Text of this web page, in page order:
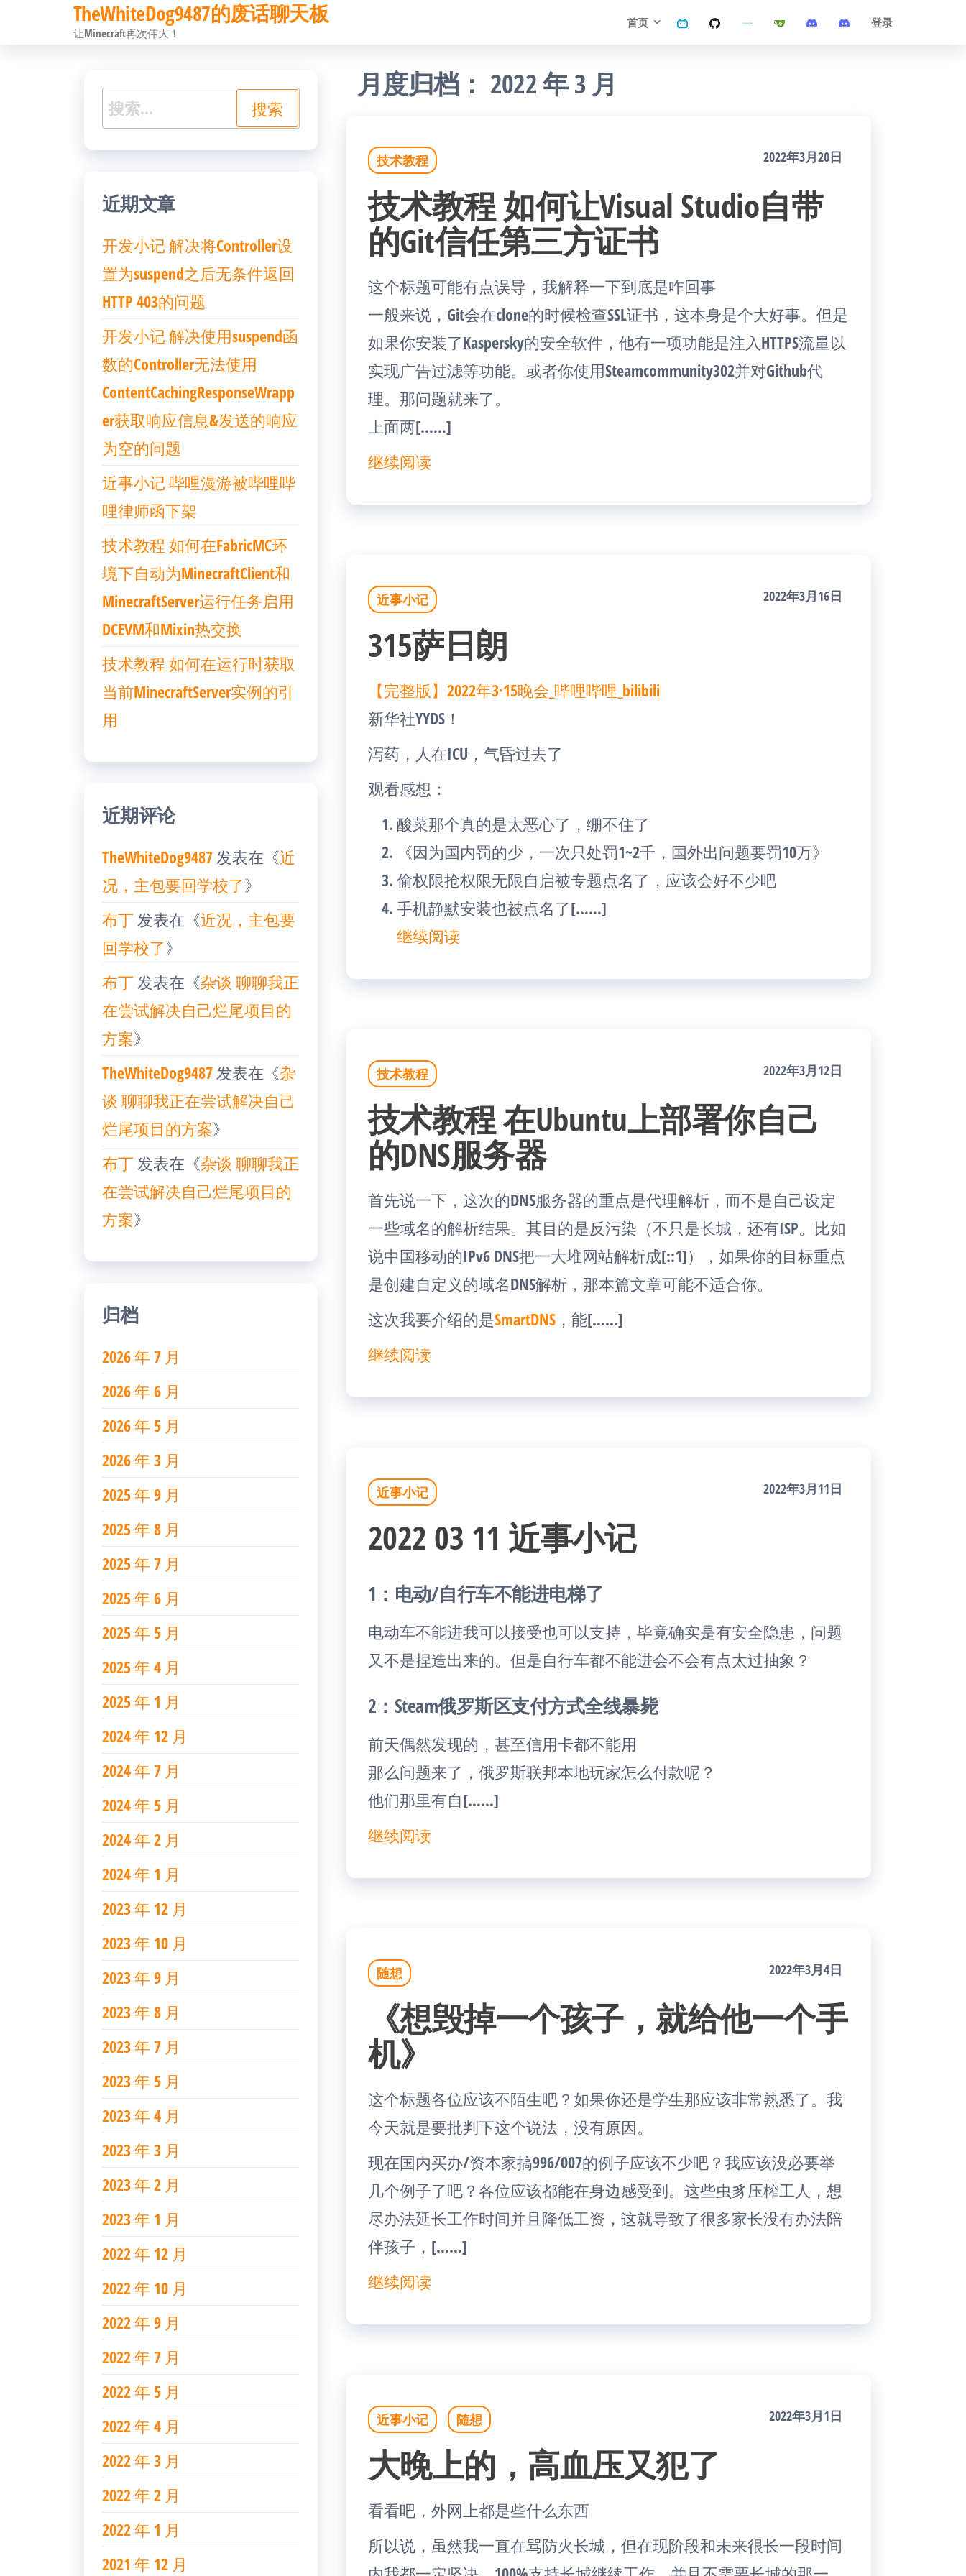
TheWhiteDog9487的废话聊天板
让Minecraft再次伟大！
首页 登录
月度归档： 2022 年 3 月
技术教程 2022年3月20日
技术教程 如何让Visual Studio自带
的Git信任第三方证书
这个标题可能有点误导，我解释一下到底是咋回事
一般来说，Git会在clone的时候检查SSL证书，这本身是个大好事。但是
如果你安装了Kaspersky的安全软件，他有一项功能是注入HTTPS流量以
实现广告过滤等功能。或者你使用Steamcommunity302并对Github代
理。那问题就来了。
上面两[……]
继续阅读
近事小记 2022年3月16日
315萨日朗
【完整版】2022年3·15晚会_哔哩哔哩_bilibili
新华社YYDS！
泻药，人在ICU，气昏过去了
观看感想：
酸菜那个真的是太恶心了，绷不住了
《因为国内罚的少，一次只处罚1~2千，国外出问题要罚10万》
偷权限抢权限无限自启被专题点名了，应该会好不少吧
手机静默安装也被点名了[……]
继续阅读
技术教程 2022年3月12日
技术教程 在Ubuntu上部署你自己
的DNS服务器
首先说一下，这次的DNS服务器的重点是代理解析，而不是自己设定
一些域名的解析结果。其目的是反污染（不只是长城，还有ISP。比如
说中国移动的IPv6 DNS把一大堆网站解析成[::1]），如果你的目标重点
是创建自定义的域名DNS解析，那本篇文章可能不适合你。
这次我要介绍的是SmartDNS ，能[……]
继续阅读
近事小记 2022年3月11日
2022 03 11 近事小记
1：电动/自行车不能进电梯了
电动车不能进我可以接受也可以支持，毕竟确实是有安全隐患，问题
又不是捏造出来的。但是自行车都不能进会不会有点太过抽象？
2：Steam俄罗斯区支付方式全线暴毙
前天偶然发现的，甚至信用卡都不能用
那么问题来了，俄罗斯联邦本地玩家怎么付款呢？
他们那里有自[……]
继续阅读
随想 2022年3月4日
《想毁掉一个孩子，就给他一个手
机》
这个标题各位应该不陌生吧？如果你还是学生那应该非常熟悉了。我
今天就是要批判下这个说法，没有原因。
现在国内买办/资本家搞996/007的例子应该不少吧？我应该没必要举
几个例子了吧？各位应该都能在身边感受到。这些虫豸压榨工人，想
尽办法延长工作时间并且降低工资，这就导致了很多家长没有办法陪
伴孩子，[……]
继续阅读
近事小记 随想 2022年3月1日
大晚上的，高血压又犯了
看看吧，外网上都是些什么东西
所以说，虽然我一直在骂防火长城，但在现阶段和未来很长一段时间
搜
索：
近期文章
开发小记 解决将Controller设
置为suspend之后无条件返回
HTTP 403的问题
开发小记 解决使用suspend函
数的Controller无法使用
ContentCachingResponseWrapp
er获取响应信息&发送的响应
为空的问题
近事小记 哔哩漫游被哔哩哔
哩律师函下架
技术教程 如何在FabricMC环
境下自动为MinecraftClient和
MinecraftServer运行任务启用
DCEVM和Mixin热交换
技术教程 如何在运行时获取
当前MinecraftServer实例的引
用
近期评论
TheWhiteDog9487发表在《近
况，主包要回学校了》
布丁发表在《近况，主包要
回学校了》
布丁发表在《杂谈 聊聊我正
在尝试解决自己烂尾项目的
方案》
TheWhiteDog9487发表在《杂
谈 聊聊我正在尝试解决自己
烂尾项目的方案》
布丁发表在《杂谈 聊聊我正
在尝试解决自己烂尾项目的
方案》
归档
2026 年 7 月
2026 年 6 月
2026 年 5 月
2026 年 3 月
2025 年 9 月
2025 年 8 月
2025 年 7 月
2025 年 6 月
2025 年 5 月
2025 年 4 月
2025 年 1 月
2024 年 12 月
2024 年 7 月
2024 年 5 月
2024 年 2 月
2024 年 1 月
2023 年 12 月
2023 年 10 月
2023 年 9 月
2023 年 8 月
2023 年 7 月
2023 年 5 月
2023 年 4 月
2023 年 3 月
2023 年 2 月
2023 年 1 月
2022 年 12 月
2022 年 10 月
2022 年 9 月
2022 年 7 月
2022 年 5 月
2022 年 4 月
2022 年 3 月
2022 年 2 月
2022 年 1 月
2021 年 12 月